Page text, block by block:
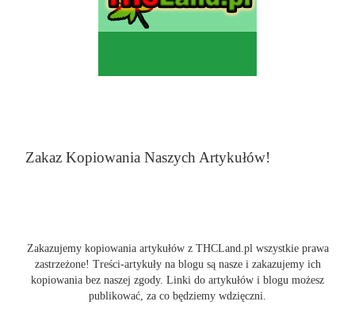
Zakaz Kopiowania Naszych Artykułów!
Zakazujemy kopiowania artykułów z THCLand.pl wszystkie prawa
zastrzeżone! Treści-artykuły na blogu są nasze i zakazujemy ich
kopiowania bez naszej zgody. Linki do artykułów i blogu możesz
publikować, za co będziemy wdzięczni.